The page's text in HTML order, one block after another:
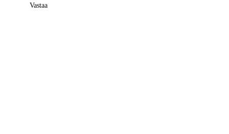
Vastaa